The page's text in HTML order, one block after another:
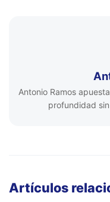
Antonio Ramos
profundidad
Artículos